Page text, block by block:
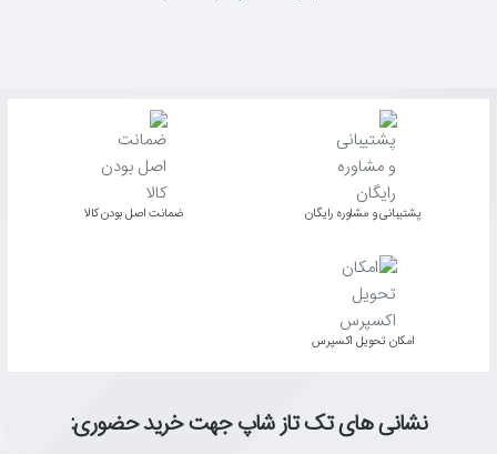
پشتیبانی و مشاوره رایگان ﺿﻤﺎﻧﺖ اﺻﻞ ﺑﻮدن ﮐﺎﻟﺎ
اﻣﮑﺎن ﺗﺤﻮﯾﻞ اﮐﺴﭙﺮس
نشانی های تک تاز شاپ جهت خرید حضوری: